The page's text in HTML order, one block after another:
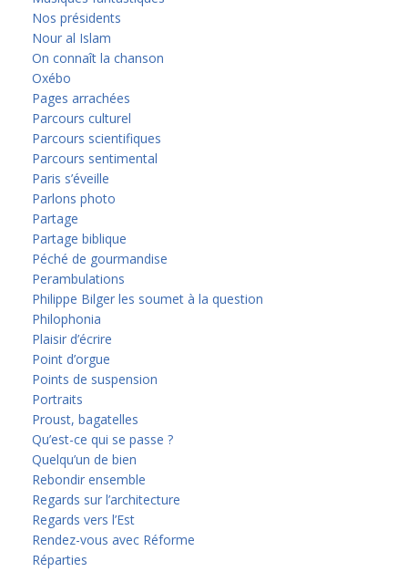
Nos présidents
Nour al Islam
On connaît la chanson
Oxébo
Pages arrachées
Parcours culturel
Parcours scientifiques
Parcours sentimental
Paris s’éveille
Parlons photo
Partage
Partage biblique
Péché de gourmandise
Perambulations
Philippe Bilger les soumet à la question
Philophonia
Plaisir d’écrire
Point d’orgue
Points de suspension
Portraits
Proust, bagatelles
Qu’est-ce qui se passe ?
Quelqu’un de bien
Rebondir ensemble
Regards sur l’architecture
Regards vers l’Est
Rendez-vous avec Réforme
Réparties